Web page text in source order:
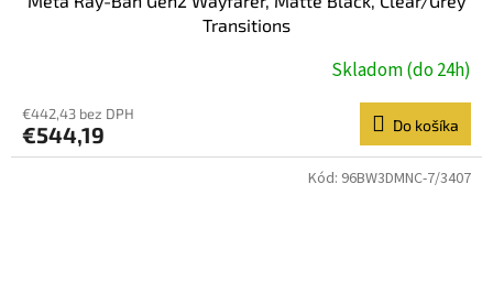
Transitions
Skladom (do 24h)
€442,43 bez DPH
€544,19 Do košíka
Kód: 96BW3DMNC-7/3407